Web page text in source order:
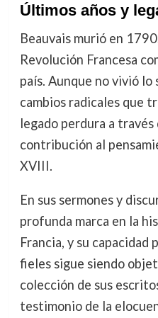
Últimos años y
Beauvais murió en
Revolución Francesa
país. Aunque no vivió
cambios radicales que
legado perdura a
contribución al
XVIII.
En sus sermones y
profunda marca en la
Francia, y su capacidad
fieles sigue siendo
colección de sus
testimonio de la